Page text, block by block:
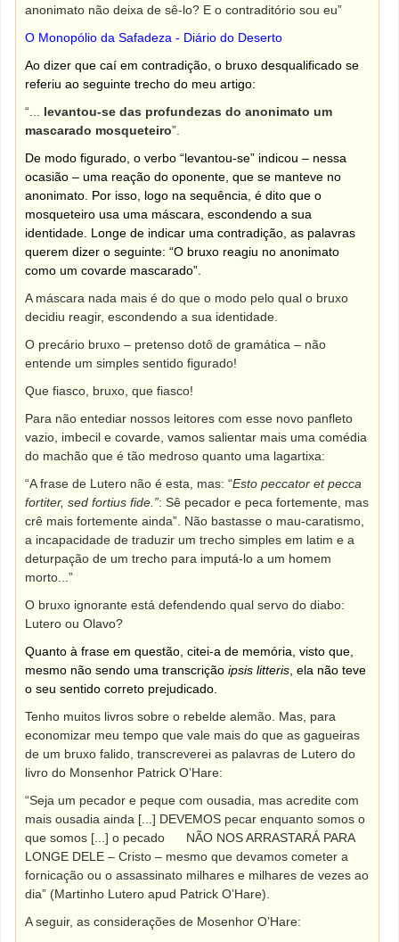
anonimato não deixa de sê-lo? E o contraditório sou eu”
O Monopólio da Safadeza - Diário do Deserto
Ao dizer que caí em contradição, o bruxo desqualificado se
referiu ao seguinte trecho do meu artigo:
“... levantou-se das profundezas do anonimato um
mascarado mosqueteiro”.
De modo figurado, o verbo “levantou-se” indicou – nessa
ocasião – uma reação do oponente, que se manteve no
anonimato. Por isso, logo na sequência, é dito que o
mosqueteiro usa uma máscara, escondendo a sua
identidade. Longe de indicar uma contradição, as palavras
querem dizer o seguinte: “O bruxo reagiu no anonimato
como um covarde mascarado”.
A máscara nada mais é do que o modo pelo qual o bruxo
decidiu reagir, escondendo a sua identidade.
O precário bruxo – pretenso dotô de gramática – não
entende um simples sentido figurado!
Que fiasco, bruxo, que fiasco!
Para não entediar nossos leitores com esse novo panfleto
vazio, imbecil e covarde, vamos salientar mais uma comédia
do machão que é tão medroso quanto uma lagartixa:
“A frase de Lutero não é esta, mas: “Esto peccator et pecca
fortiter, sed fortius fide.”: Sê pecador e peca fortemente, mas
crê mais fortemente ainda”. Não bastasse o mau-caratismo,
a incapacidade de traduzir um trecho simples em latim e a
deturpação de um trecho para imputá-lo a um homem
morto...”
O bruxo ignorante está defendendo qual servo do diabo:
Lutero ou Olavo?
Quanto à frase em questão, citei-a de memória, visto que,
mesmo não sendo uma transcriçãoipsis litteris , ela não teve
o seu sentido correto prejudicado.
Tenho muitos livros sobre o rebelde alemão. Mas, para
economizar meu tempo que vale mais do que as gagueiras
de um bruxo falido, transcreverei as palavras de Lutero do
livro do Monsenhor Patrick O’Hare:
“Seja um pecador e peque com ousadia, mas acredite com
mais ousadia ainda [...] DEVEMOS pecar enquanto somos o
que somos [...] o pecado
NÃO NOS ARRASTARÁ PARA
LONGE DELE – Cristo – mesmo que devamos cometer a
fornicação ou o assassinato milhares e milhares de vezes ao
dia” (Martinho Lutero apud Patrick O’Hare).
A seguir, as considerações de Mosenhor O’Hare: